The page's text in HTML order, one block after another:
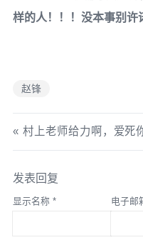
样的人！！！没本事别许
赵锋
村上老师给力啊，爱死你了
发表回复
显示名称 * 电子邮